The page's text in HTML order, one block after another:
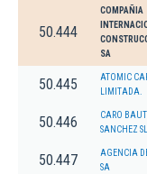
50.444
COMPAÑIA
SA
50.445
ATOMIC
LIMITADA.
50.446
CARO
SANCHEZ SL
50.447
AGENCIA
SA